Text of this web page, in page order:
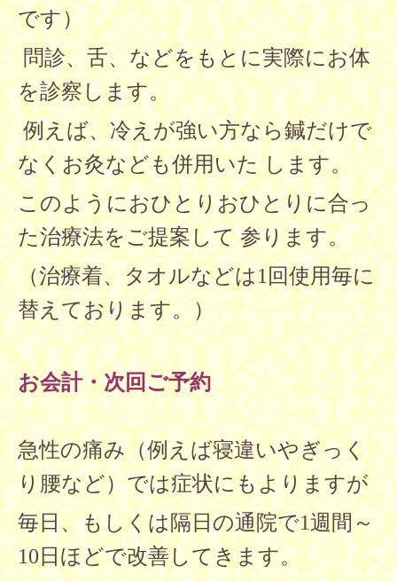
です）
問診、舌、などをもとに実際にお体
を診察します。
例えば、冷えが強い方なら鍼だけで
なくお灸なども併用いた します。
このようにおひとりおひとりに合っ
た治療法をご提案して 参ります。
（治療着、タオルなどは1回使用毎に
替えております。）
お会計・次回ご予約
急性の痛み（例えば寝違いやぎっく
り腰など）では症状にもよりますが
毎日、もしくは隔日の通院で1週間～
10日ほどで改善してきます。